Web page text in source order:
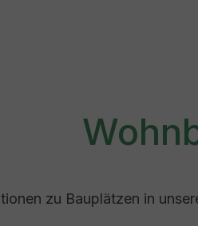
zu Bauplätzen in